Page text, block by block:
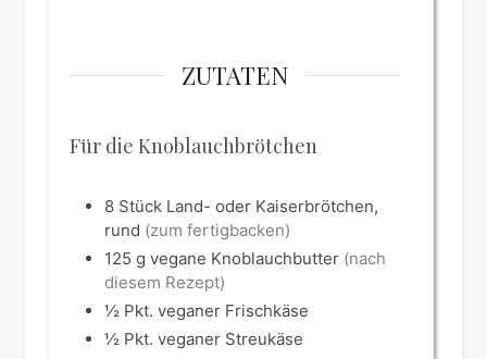
ZUTATEN
Für die Knoblauchbrötchen
8 Stück Land- oder Kaiserbrötchen,
rund (zum fertigbacken)
125 g vegane Knoblauchbutter (nach
diesem Rezept)
½ Pkt. veganer Frischkäse
½ Pkt. veganer Streukäse